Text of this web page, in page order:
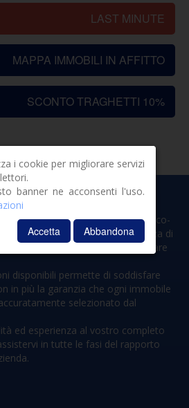
LAST MINUTE
MAPPA IMMOBILI IN AFFITTO
SCONTO TRAGHETTI 10%
trentennale nel mercato turistico-
di affitti turistici per vacanza di
e compravendita immobiliare
disponibili permette di soddisfare
in più la garanzia che ogni immobile
selezionato dal
ed esperienza al vostro completo
in tutte le fasi del rapporto
i cookie per migliorare servizi
banner ne acconsenti l'uso.
Accetta Abbandona